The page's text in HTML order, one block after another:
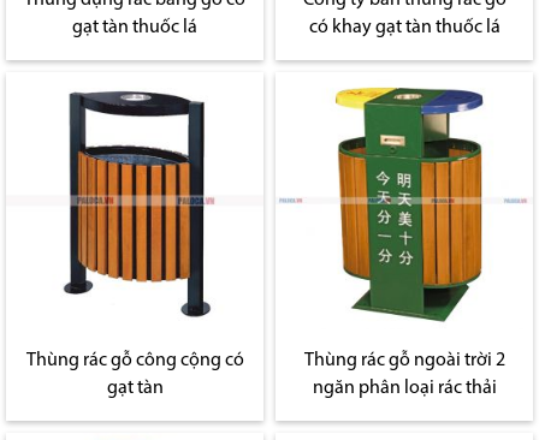
gạt tàn thuốc lá
có khay gạt tàn thuốc lá
Thùng rác gỗ công cộng có
gạt tàn
Thùng rác gỗ ngoài trời 2
ngăn phân loại rác thải